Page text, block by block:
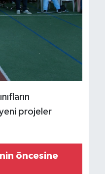
projeler
öncesine